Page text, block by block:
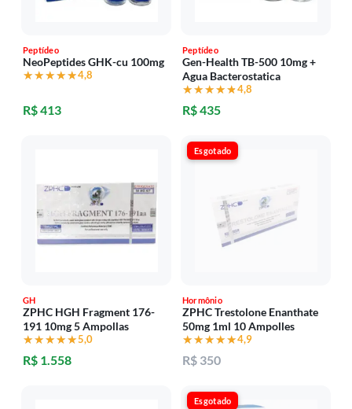
Peptídeo
NeoPeptides GHK-cu 100mg
★★★★★
★★★★★4,8
R$ 413
Peptídeo
Gen-Health TB-500 10mg +
Agua Bacterostatica
★★★★★
★★★★★4,8
R$ 435
GH
ZPHC HGH Fragment 176-
191 10mg 5 Ampollas
★★★★★
★★★★★5,0
R$ 1.558
Esgotado
Hormônio
ZPHC Trestolone Enanthate
50mg 1ml 10 Ampolles
★★★★★
★★★★★4,9
R$ 350
Esgotado